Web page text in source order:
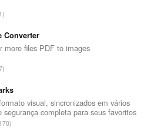
1
Converter
more files PDF to images
visual, sincronizados em vários
segurança completa para seus favoritos
170